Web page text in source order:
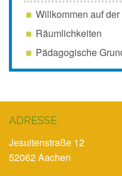
Willkommen auf
Räumlichkeiten
Pädagogische
ADRESSE
Jesuitenstraße 12
52062 Aachen